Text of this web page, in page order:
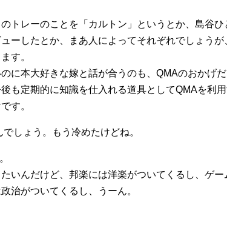
トレーのことを「カルトン」というとか、島谷ひ
ーしたとか、まあ人によってそれぞれでしょうが
す。
に本大好きな嫁と話が合うのも、QMAのおかげだ
も定期的に知識を仕入れる道具としてQMAを利
す。
しょう。もう冷めたけどね。
いんだけど、邦楽には洋楽がついてくるし、ゲー
治がついてくるし、うーん。